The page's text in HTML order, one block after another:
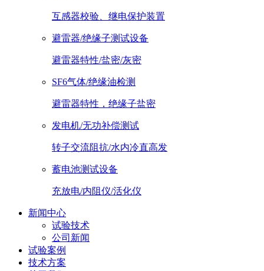
互感器校验、继电保护装置
避雷器/绝缘子测试设备
避雷器特性/盐密/灰密
SF6气体/绝缘油检测
避雷器特性，绝缘子盐密
发电机/无功补偿测试
转子交流阻抗/水内冷直高发
蓄电池测试设备
充放电/内阻仪/活化仪
新闻中心
试验技术
公司新闻
试验案例
技术方案